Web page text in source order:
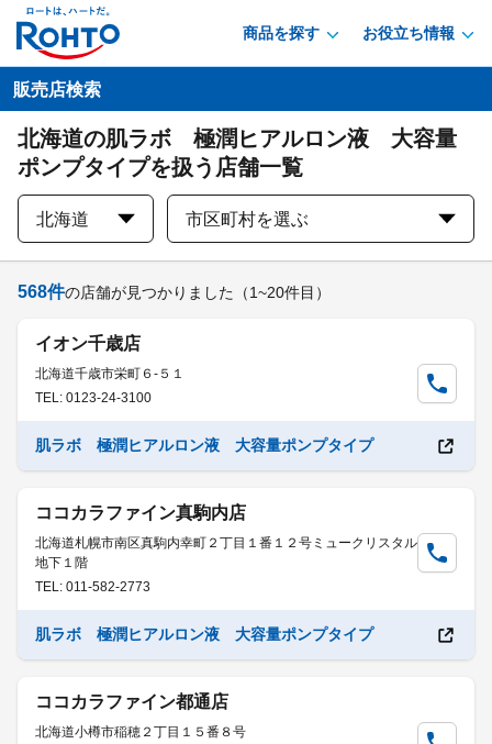
商品を探す お役立ち情報
販売店検索
北海道の肌ラボ 極潤ヒアルロン液 大容量
ポンプタイプを扱う店舗一覧
北海道 市区町村を選ぶ
568件の店舗が見つかりました （1~20件目）
イオン千歳店
北海道千歳市栄町６-５１
TEL: 0123-24-3100
肌ラボ 極潤ヒアルロン液 大容量ポンプタイプ
ココカラファイン真駒内店
北海道札幌市南区真駒内幸町２丁目１番１２号ミュークリスタル
地下１階
TEL: 011-582-2773
肌ラボ 極潤ヒアルロン液 大容量ポンプタイプ
ココカラファイン都通店
北海道小樽市稲穂２丁目１５番８号